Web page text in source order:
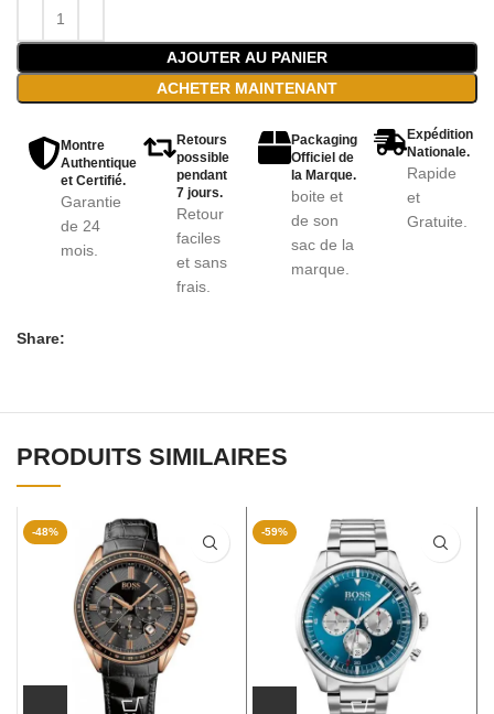
AJOUTER AU PANIER
ACHETER MAINTENANT
Montre
Authentique
et Certifié.
Garantie
de 24
mois.
Retours
possible
pendant
7 jours.
Retour
faciles
et sans
frais.
Packaging
Officiel de
la Marque.
boite et
de son
sac de la
marque.
Expédition
Nationale.
Rapide
et
Gratuite.
Share:
PRODUITS SIMILAIRES
-48% -59%